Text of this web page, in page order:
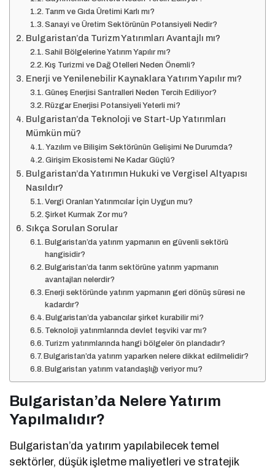
Tarım ve Gıda Üretimi Karlı mı?
Sanayi ve Üretim Sektörünün Potansiyeli Nedir?
Bulgaristan’da Turizm Yatırımları Avantajlı mı?
Sahil Bölgelerine Yatırım Yapılır mı?
Kış Turizmi ve Dağ Otelleri Neden Önemli?
Enerji ve Yenilenebilir Kaynaklara Yatırım Yapılır mı?
Güneş Enerjisi Santralleri Neden Tercih Ediliyor?
Rüzgar Enerjisi Potansiyeli Yeterli mi?
Bulgaristan’da Teknoloji ve Start-Up Yatırımları
Mümkün mü?
Yazılım ve Bilişim Sektörünün Gelişimi Ne Durumda?
Girişim Ekosistemi Ne Kadar Güçlü?
Bulgaristan’da Yatırımın Hukuki ve Vergisel Altyapısı
Nasıldır?
Vergi Oranları Yatırımcılar İçin Uygun mu?
Şirket Kurmak Zor mu?
Sıkça Sorulan Sorular
Bulgaristan’da yatırım yapmanın en güvenli sektörü
hangisidir?
Bulgaristan’da tarım sektörüne yatırım yapmanın
avantajları nelerdir?
Enerji sektöründe yatırım yapmanın geri dönüş süresi ne
kadardır?
Bulgaristan’da yabancılar şirket kurabilir mi?
Teknoloji yatırımlarında devlet teşviki var mı?
Turizm yatırımlarında hangi bölgeler ön plandadır?
Bulgaristan’da yatırım yaparken nelere dikkat edilmelidir?
Bulgaristan yatırım vatandaşlığı veriyor mu?
Bulgaristan’da Nelere Yatırım
Yapılmalıdır?
Bulgaristan’da yatırım yapılabilecek temel
sektörler, düşük işletme maliyetleri ve stratejik